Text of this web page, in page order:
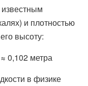
и плотностью
высоту:
0,102 метра
в физике